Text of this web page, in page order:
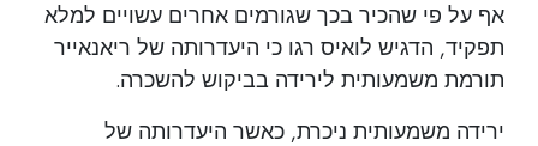
אף על פי שהכיר בכך שגורמים אחרים עשויים למלא
תפקיד, הדגיש לואיס רגו כי היעדרותה של ריאנאייר
תורמת משמעותית לירידה בביקוש להשכרה.
ירידה משמעותית ניכרת, כאשר היעדרותה של